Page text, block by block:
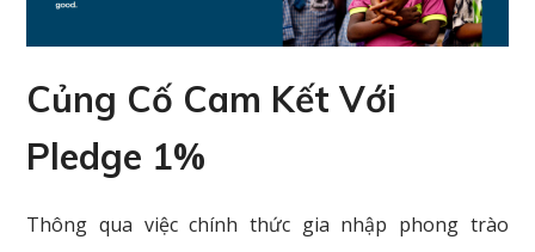
Củng Cố Cam Kết Với
Pledge 1%
Thông qua việc chính thức gia nhập phong trào